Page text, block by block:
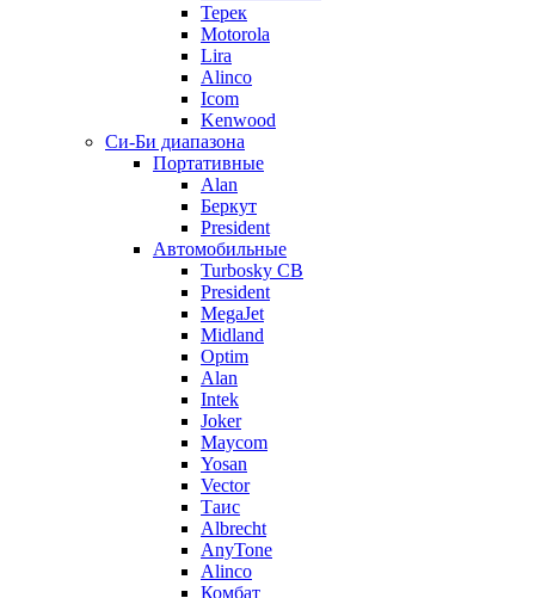
Терек
Motorola
Lira
Alinco
Icom
Kenwood
Си-Би диапазона
Портативные
Alan
Беркут
President
Автомобильные
Turbosky CB
President
MegaJet
Midland
Optim
Alan
Intek
Joker
Maycom
Yosan
Vector
Таис
Albrecht
AnyTone
Alinco
Комбат